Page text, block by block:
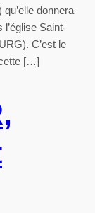
donnera
Saint-
C’est le
[…]